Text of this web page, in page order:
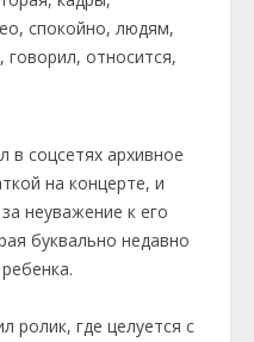
в соцсетях архивное
на концерте, и
неуважение к его
буквально недавно
ролик, где целуется с